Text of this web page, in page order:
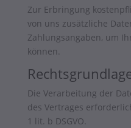
Zur Erbringung
von uns zusätzliche
Zahlungsangaben, um
können.
Die Verarbeitung der
des Vertrages
1 lit. b DSGVO.